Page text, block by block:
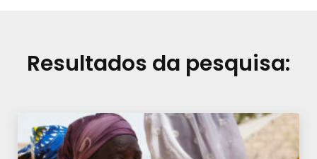
Resultados da pesquisa: